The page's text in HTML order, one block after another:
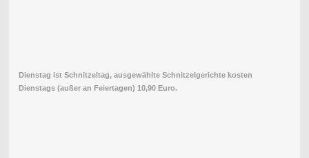
Dienstag ist Schnitzeltag, ausgewählte Schnitzelgerichte kosten
Dienstags (außer an Feiertagen) 10,90 Euro.